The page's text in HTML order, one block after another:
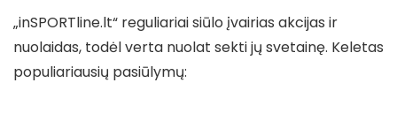
„inSPORTline.lt“ reguliariai siūlo įvairias akcijas ir
nuolaidas, todėl verta nuolat sekti jų svetainę. Keletas
populiariausių pasiūlymų: